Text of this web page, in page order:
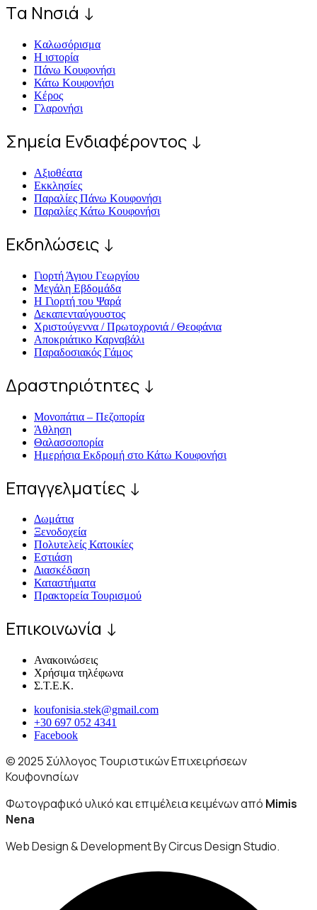
Tα Νησιά ↓
Kαλωσόρισμα
Η ιστορία
Πάνω Κουφονήσι
Κάτω Κουφονήσι
Κέρος
Γλαρονήσι
Σημεία Ενδιαφέροντος ↓
Αξιοθέατα
Εκκλησίες
Παραλίες Πάνω Κουφονήσι
Παραλίες Κάτω Κουφονήσι
Εκδηλώσεις ↓
Γιορτή Άγιου Γεωργίου
Μεγάλη Εβδομάδα
Η Γιορτή του Ψαρά
Δεκαπενταύγουστος
Χριστούγεννα / Πρωτοχρονιά / Θεοφάνια
Αποκριάτικο Καρναβάλι
Παραδοσιακός Γάμος
Δραστηριότητες ↓
Μονοπάτια – Πεζοπορία
Άθληση
Θαλασσοπορία
Ημερήσια Εκδρομή στο Κάτω Κουφονήσι
Επαγγελματίες ↓
Δωμάτια
Ξενοδοχεία
Πολυτελείς Κατοικίες
Εστιάση
Διασκέδαση
Καταστήματα
Πρακτορεία Τουρισμού
Επικοινωνία ↓
Ανακοινώσεις
Χρήσιμα τηλέφωνα
Σ.Τ.Ε.Κ.
koufonisia.stek@gmail.com
+30 697 052 4341
Facebook
© 2025 Σύλλογος Τουριστικών Επιχειρήσεων
Κουφονησίων
Φωτογραφικό υλικό και επιμέλεια κειμένων από Mimis
Nena
Web Design & Development By Circus Design Studio.